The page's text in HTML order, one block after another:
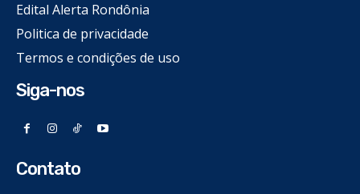
Edital Alerta Rondônia
Politica de privacidade
Termos e condições de uso
Siga-nos
Contato